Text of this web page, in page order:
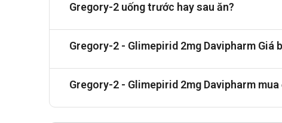
Lời khuyên về dinh dưỡng
Người dùng Gregory-2 nên duy trì chế độ ăn uống
chế biến sẵn và chất béo bão hòa. Chia nhỏ bữa ăn
Gregory-2 uống trước hay sau ăn?
Gregory-2 - Glimepirid 2mg Davipharm Giá
Gregory-2 - Glimepirid 2mg Davipharm mua